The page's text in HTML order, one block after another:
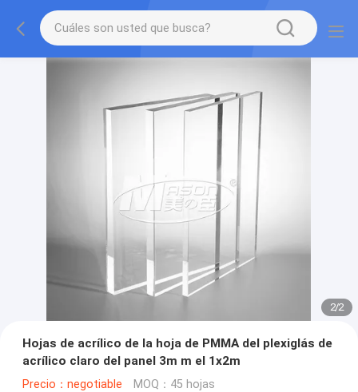
2/2
Hojas de acrílico de la hoja de PMMA del plexiglás de
acrílico claro del panel 3m m el 1x2m
Precio：negotiable MOQ：45 hojas